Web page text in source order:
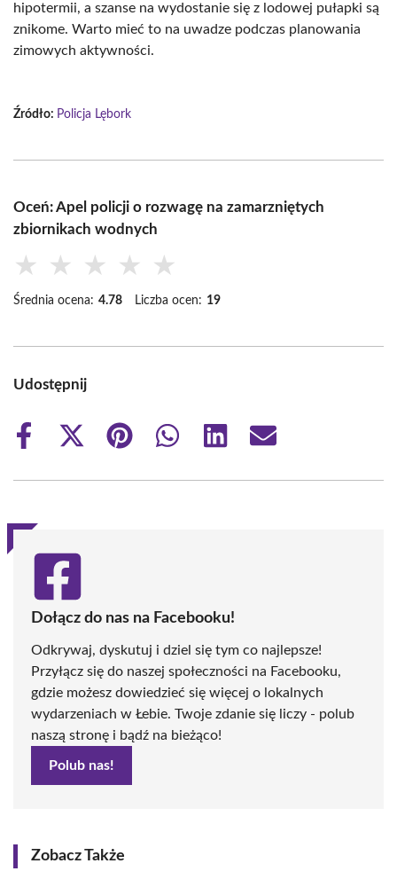
hipotermii, a szanse na wydostanie się z lodowej pułapki są
znikome. Warto mieć to na uwadze podczas planowania
zimowych aktywności.
Źródło: Policja Lębork
Oceń: Apel policji o rozwagę na zamarzniętych
zbiornikach wodnych
★ ★ ★ ★ ★
Średnia ocena: 4.78 Liczba ocen: 19
Udostępnij
Share
Share
(Twitter)
Share
Share
Share
Share
Dołącz do nas na Facebooku!
Odkrywaj, dyskutuj i dziel się tym co najlepsze!
Przyłącz się do naszej społeczności na Facebooku,
gdzie możesz dowiedzieć się więcej o lokalnych
wydarzeniach w Łebie. Twoje zdanie się liczy - polub
naszą stronę i bądź na bieżąco!
Polub nas!
Zobacz Także